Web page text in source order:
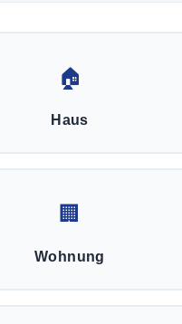
🏠
Haus
🏢
Wohnung